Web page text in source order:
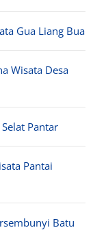
Gua Liang Bua
Wisata Desa
Pantar
Pantai
Batu